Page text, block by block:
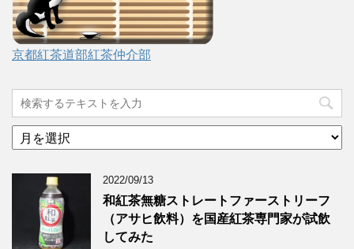
京都紅茶道部紅茶仲介部
ア
ー
2022/09/13
和紅茶無糖ストレートファーストリーフ
（アサヒ飲料）を国産紅茶専門家が試飲
してみた